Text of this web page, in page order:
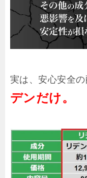
実は、安心安全
デンだけ。